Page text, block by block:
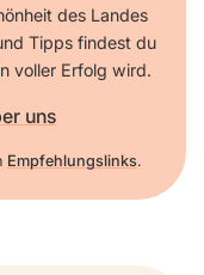
des Landes
Tipps findest du
voller Erfolg wird.
uns
Empfehlungslinks.